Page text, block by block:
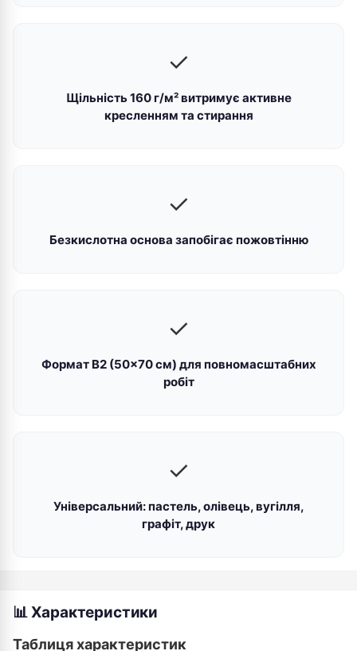
✓
Щільність 160 г/м² витримує активне
кресленням та стирання
✓
Безкислотна основа запобігає пожовтінню
✓
Формат B2 (50×70 см) для повномасштабних
робіт
✓
Універсальний: пастель, олівець, вугілля,
графіт, друк
📊 Характеристики
Таблиця характеристик